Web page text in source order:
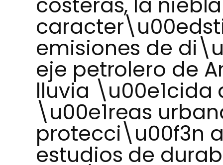
emisiones de
eje petrolero de
lluvia \u00e1cida
\u00e1reas
protecci\u00f3n
estudios de